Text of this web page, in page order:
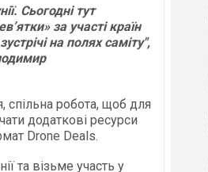
Сьогодні тут
за участі країн
на полях саміту",
спільна робота, щоб для
додаткові ресурси
Drone Deals.
та візьме участь у